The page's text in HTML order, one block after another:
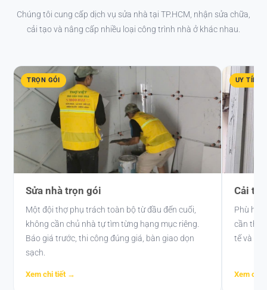
Chúng tôi cung cấp dịch vụ sửa nhà tại TP.HCM, nhận sửa chữa,
cải tạo và nâng cấp nhiều loại công trình nhà ở khác nhau.
TRỌN GÓI
Sửa nhà trọn gói
Một đội thợ phụ trách toàn bộ từ đầu đến cuối,
không cần chủ nhà tự tìm từng hạng mục riêng.
Báo giá trước, thi công đúng giá, bàn giao dọn
sạch.
Xem chi tiết →
UY TÍN
Cải
Phù
cần
tế và tư
Xem chi